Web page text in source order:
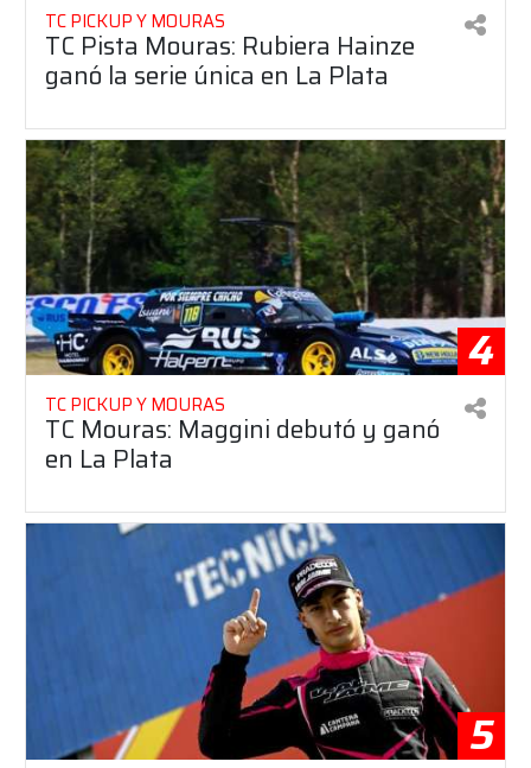
TC PICKUP Y MOURAS
TC Pista Mouras: Rubiera Hainze
ganó la serie única en La Plata
4
TC PICKUP Y MOURAS
TC Mouras: Maggini debutó y ganó
en La Plata
5